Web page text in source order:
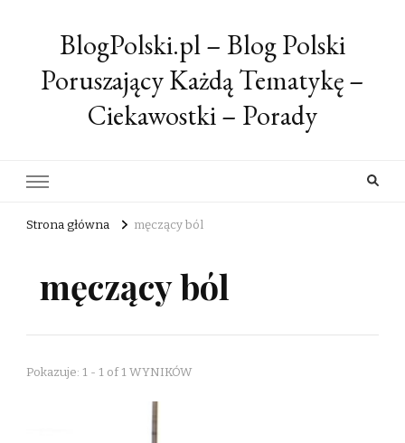
BlogPolski.pl – Blog Polski
Poruszający Każdą Tematykę –
Ciekawostki – Porady
Strona główna męczący ból
męczący ból
Pokazuje: 1 - 1 of 1 WYNIKÓW